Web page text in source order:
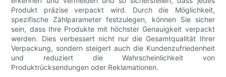
Produkt präzise verpackt wird. Durch die Möglichkeit,
spezifische Zählparameter festzulegen, können Sie sicher
sein, dass Ihre Produkte mit höchster Genauigkeit verpackt
werden. Dies verbessert nicht nur die Gesamtqualität Ihrer
Verpackung, sondern steigert auch die Kundenzufriedenheit
und reduziert die Wahrscheinlichkeit von
Produktrücksendungen oder Reklamationen.